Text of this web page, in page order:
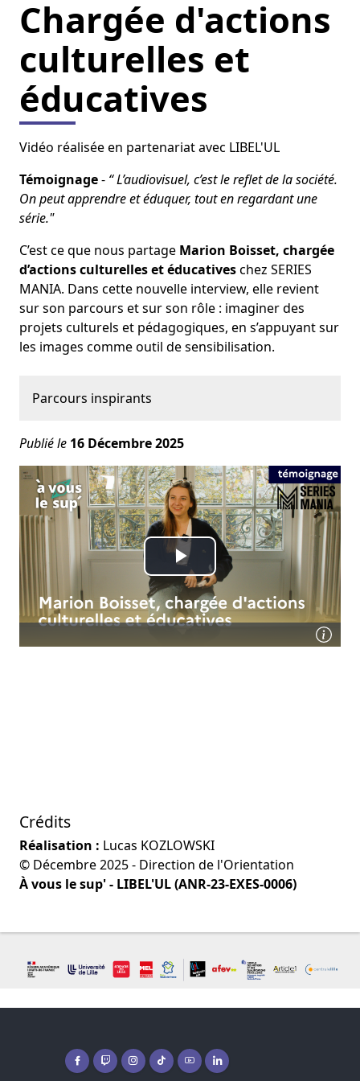
Chargée d'actions
culturelles et
éducatives
Vidéo réalisée en partenariat avec LIBEL'UL
Témoignage- “ L’audiovisuel, c’est le reflet de la société.
On peut apprendre et éduquer, tout en regardant une
série."
C’est ce que nous partage Marion Boisset, chargée
d’actions culturelles et éducativeschez SERIES
MANIA. Dans cette nouvelle interview, elle revient
sur son parcours et sur son rôle : imaginer des
projets culturels et pédagogiques, en s’appuyant sur
les images comme outil de sensibilisation.
Parcours inspirants
Publié le 16 Décembre2025
Crédits
Réalisation : Lucas KOZLOWSKI
© Décembre 2025 - Direction de l'Orientation
À vous le sup' - LIBEL'UL (ANR-23-EXES-0006)
Facebook ( nouvelle fenêtre)
Twitch ( nouvelle fenêtre)
Instagram ( nouvelle fenêtre)
Tiktok ( nouvelle fenêtre)
Youtube ( nouvelle fenêtre)
Linkedin ( nouvelle